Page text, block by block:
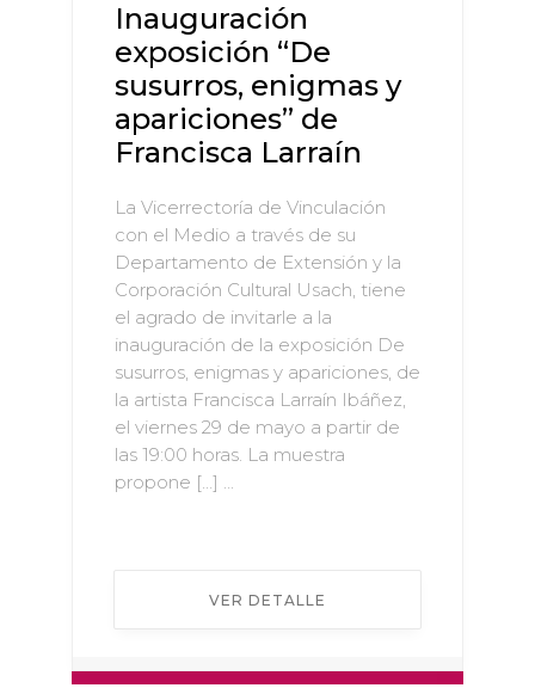
Inauguración
exposición “De
susurros, enigmas y
apariciones” de
Francisca Larraín
La Vicerrectoría de Vinculación
con el Medio a través de su
Departamento de Extensión y la
Corporación Cultural Usach, tiene
el agrado de invitarle a la
inauguración de la exposición De
susurros, enigmas y apariciones, de
la artista Francisca Larraín Ibáñez,
el viernes 29 de mayo a partir de
las 19:00 horas. La muestra
propone […] ...
VER DETALLE